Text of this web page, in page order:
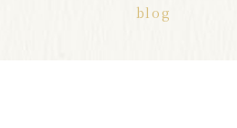
blog